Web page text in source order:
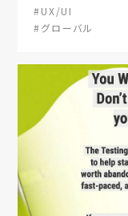
#UX/UI
#グローバル